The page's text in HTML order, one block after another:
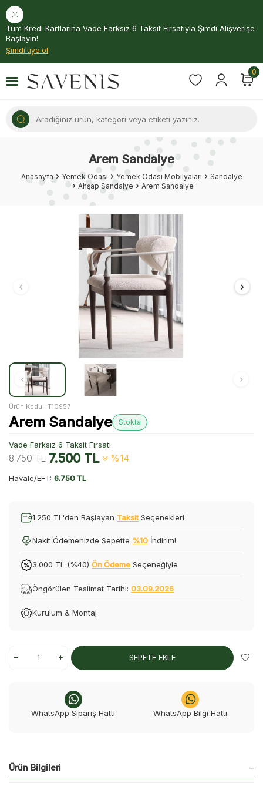
Tüm Kredi Kartlarına Vade Farksız 6 Taksit Fırsatıyla Şimdi Alışverişe
Başlayın!
Şimdi üye ol
0
Arem Sandalye
Anasayfa Yemek Odası Yemek Odası Mobilyaları
Sandalye
Ahşap Sandalye
Arem Sandalye
Ürün Kodu : T10957
Arem Sandalye Stokta
Vade Farksız 6 Taksit Fırsatı
8.750TL 7.500TL %14
Havale/EFT: 6.750 TL
1.250 TL'den Başlayan Taksit Seçenekleri
Nakit Ödemenizde Sepette %10 İndirim!
3.000 TL (%40) Ön Ödeme Seçeneğiyle
Öngörülen Teslimat Tarihi: 03.09.2026
Kurulum & Montaj
SEPETE EKLE
WhatsApp Sipariş Hattı WhatsApp Bilgi Hattı
Ürün Bilgileri